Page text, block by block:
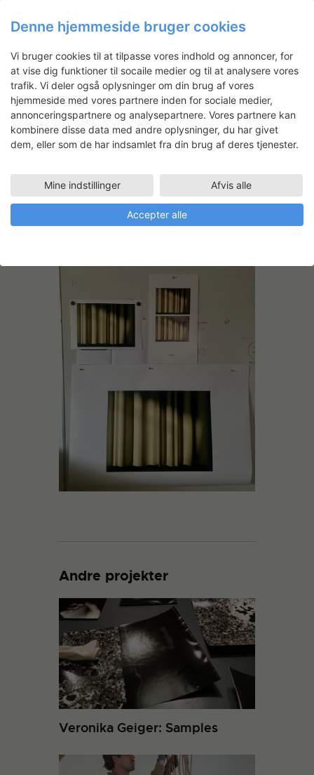
Andre projekter
Veronika Geiger: Samples
Denne hjemmeside bruger cookies
Vi bruger cookies til at tilpasse vores indhold og annoncer, for
at vise dig funktioner til socaile medier og til at analysere vores
trafik. Vi deler også oplysninger om din brug af vores
hjemmeside med vores partnere inden for sociale medier,
annonceringspartnere og analysepartnere. Vores partnere kan
kombinere disse data med andre oplysninger, du har givet
dem, eller som de har indsamlet fra din brug af deres tjenester.
Mine indstillinger Afvis alle
Accepter alle